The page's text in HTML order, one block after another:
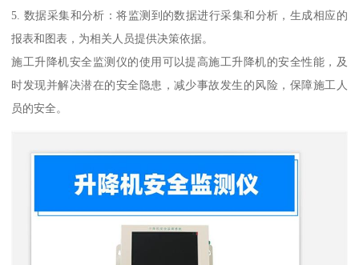
5. 数据采集和分析：将监测到的数据进行采集和分析，生成相应的
报表和图表，为相关人员提供决策依据。
施工升降机安全监测仪的使用可以提高施工升降机的安全性能，及
时发现并解决潜在的安全隐患，减少事故发生的风险，保障施工人
员的安全。